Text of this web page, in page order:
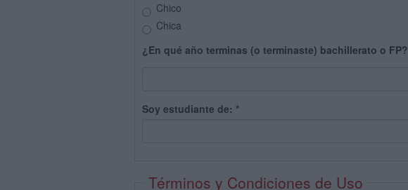
Chico
Chica
¿En qué año terminas (o terminaste) bachillerato o FP?
Soy estudiante de: *
Términos y Condiciones de Uso